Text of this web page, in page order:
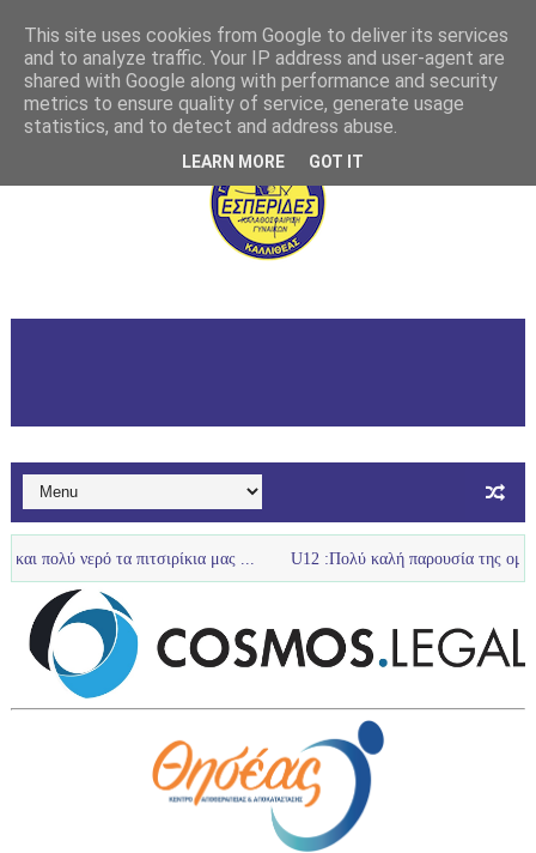
τα πιτσιρίκια μας ... U12 :Πολύ καλή παρουσία της ομάδας u12 στο
This site uses cookies from Google to deliver its services
and to analyze traffic. Your IP address and user-agent are
shared with Google along with performance and security
metrics to ensure quality of service, generate usage
statistics, and to detect and address abuse.
LEARN MORE GOT IT